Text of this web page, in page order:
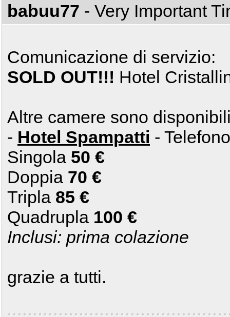
babuu77 - Very Important
Comunicazione di servizio:
SOLD OUT!!! Hotel
Altre camere sono
- Hotel Spampatti -
Singola 50 €
Doppia 70 €
Tripla 85 €
Quadrupla 100 €
Inclusi: prima colazione
grazie a tutti.